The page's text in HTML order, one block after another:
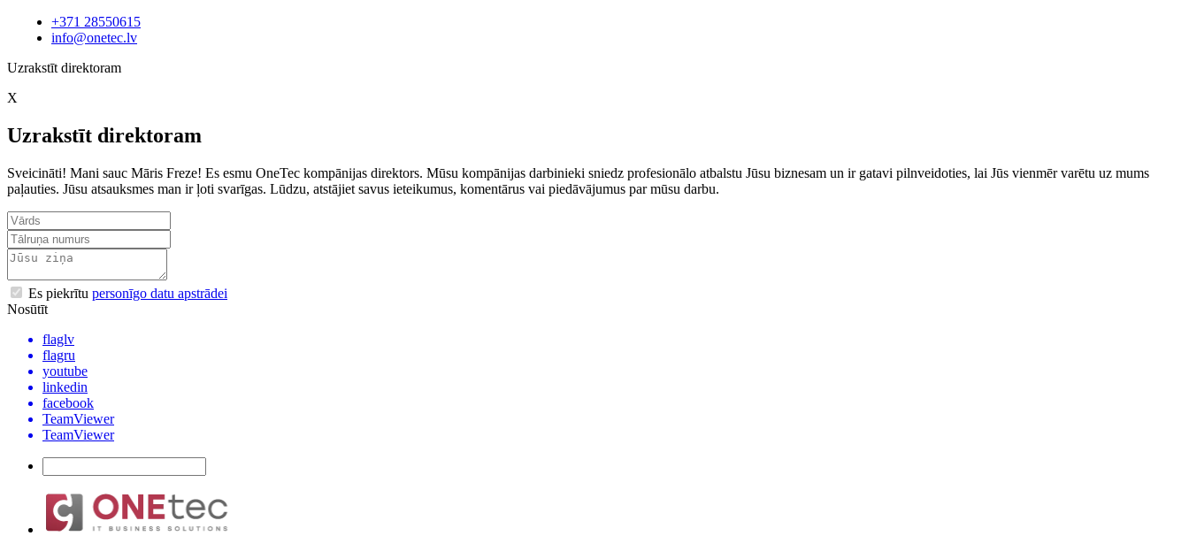
+371 28550615
info@onetec.lv
Uzrakstīt direktoram
X
Uzrakstīt direktoram
Sveicināti! Mani sauc Māris Freze! Es esmu OneTec kompānijas direktors. Mūsu kompānijas darbinieki sniedz profesionālo atbalstu Jūsu biznesam un ir gatavi pilnveidoties, lai Jūs vienmēr varētu uz mums
paļauties. Jūsu atsauksmes man ir ļoti svarīgas. Lūdzu, atstājiet savus ieteikumus, komentārus vai piedāvājumus par mūsu darbu.
Es piekrītu personīgo datu apstrādei
Nosūtīt
flaglv
flagru
youtube
linkedin
facebook
TeamViewer
TeamViewer